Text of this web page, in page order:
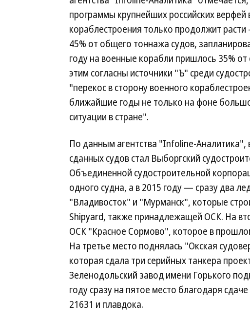
программы крупнейших российских верфей
кораблестроения только продолжит
45% от общего тоннажа судов,
году на военные корабли пришлось 35%
этим согласны источники "Ъ" среди
"перекос в сторону военного
ближайшие годы не только на фоне
ситуации в стране".
По данным агентства "Infoline-
сданных судов стал Выборгский
Объединенной судостроительной
одного судна, а в 2015 году — сразу два
"Владивосток" и "Мурманск", которые
Shipyard, также принадлежащей ОСК. На
ОСК "Красное Сормово", которое в
На третье место поднялась "Окская
которая сдала три серийных танкера
Зеленодольский завод имени Горького
году сразу на пятое место благодаря
21631 и плавдока.